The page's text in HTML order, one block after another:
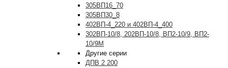
305ВП16_70
305ВП30_8
402ВП-4_220 и 402ВП-4_400
302ВП-10/8, 202ВП-10/8, ВП2-10/9, ВП2-
10/9М
Другие серии
ДПВ 2 200